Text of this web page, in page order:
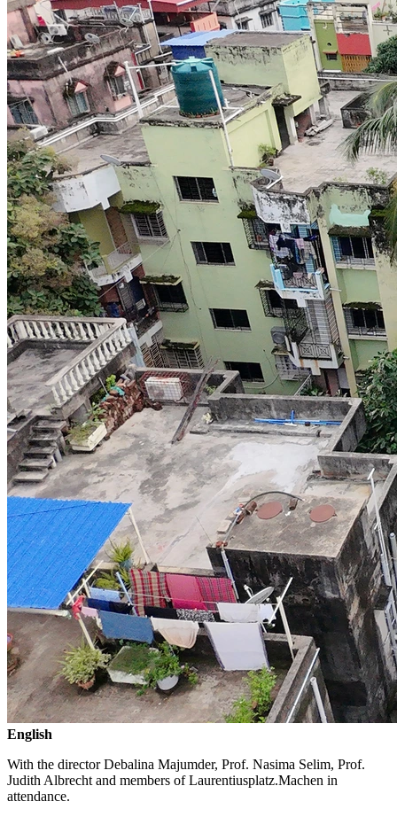
English
With the director Debalina Majumder, Prof. Nasima Selim, Prof.
Judith Albrecht and members of Laurentiusplatz.Machen in
attendance.